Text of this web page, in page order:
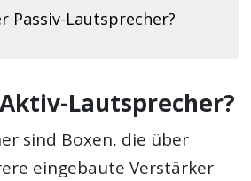
Passiv-Lautsprecher?
Lautsprecher?
sind Boxen, die über
eingebaute Verstärker